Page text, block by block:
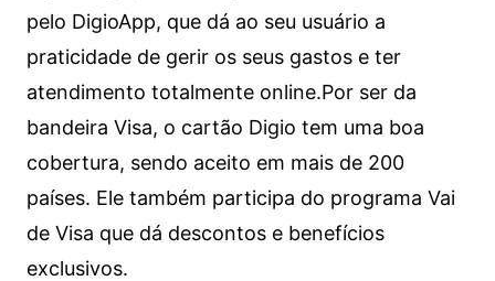
pelo DigioApp, que dá ao seu usuário a
praticidade de gerir os seus gastos e ter
atendimento totalmente online.Por ser da
bandeira Visa, o cartão Digio tem uma boa
cobertura, sendo aceito em mais de 200
países. Ele também participa do programa Vai
de Visa que dá descontos e benefícios
exclusivos.